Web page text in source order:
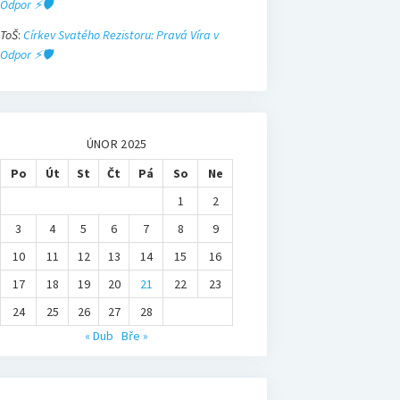
Odpor ⚡🛡️
ToŠ: Církev Svatého Rezistoru: Pravá Víra v
Odpor ⚡🛡️
ÚNOR 2025
Po
Út St Čt Pá So
Ne
1
2
3
4 5 6 7 8
9
10
11 12 13 14 15
16
17
18 19 20 21 22
23
24
25 26 27
28
« Dub Bře »